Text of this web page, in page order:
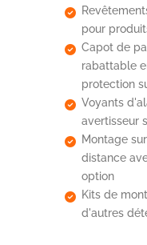
pour
Capot de
rabattable
protection
Voyants
avertisseur
Montage
distance
option
Kits de
d'autres